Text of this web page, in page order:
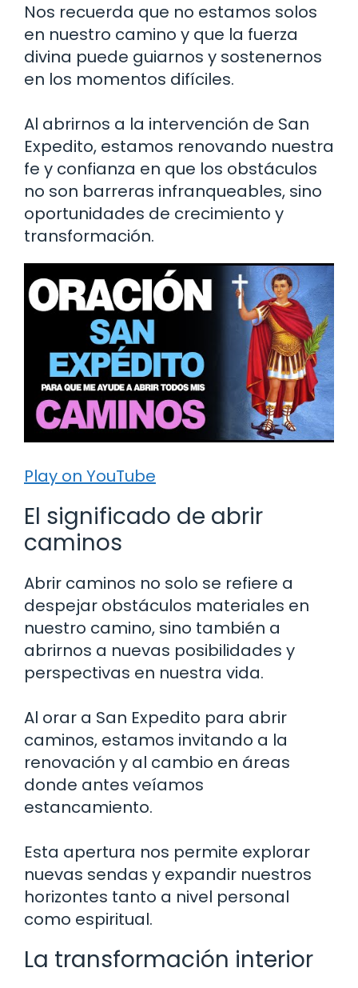
Nos recuerda que no estamos solos
en nuestro camino y que la fuerza
divina puede guiarnos y sostenernos
en los momentos difíciles.
Al abrirnos a la intervención de San
Expedito, estamos renovando nuestra
fe y confianza en que los obstáculos
no son barreras infranqueables, sino
oportunidades de crecimiento y
transformación.
Play on YouTube
El significado de abrir
caminos
Abrir caminos no solo se refiere a
despejar obstáculos materiales en
nuestro camino, sino también a
abrirnos a nuevas posibilidades y
perspectivas en nuestra vida.
Al orar a San Expedito para abrir
caminos, estamos invitando a la
renovación y al cambio en áreas
donde antes veíamos
estancamiento.
Esta apertura nos permite explorar
nuevas sendas y expandir nuestros
horizontes tanto a nivel personal
como espiritual.
La transformación interior